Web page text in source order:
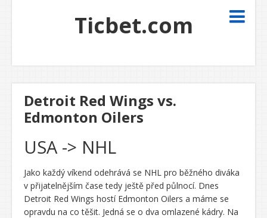
Ticbet.com
Detroit Red Wings vs.
Edmonton Oilers
USA -> NHL
Jako každý víkend odehrává se NHL pro běžného diváka
v přijatelnějším čase tedy ještě před půlnocí. Dnes
Detroit Red Wings hostí Edmonton Oilers a máme se
opravdu na co těšit. Jedná se o dva omlazené kádry. Na